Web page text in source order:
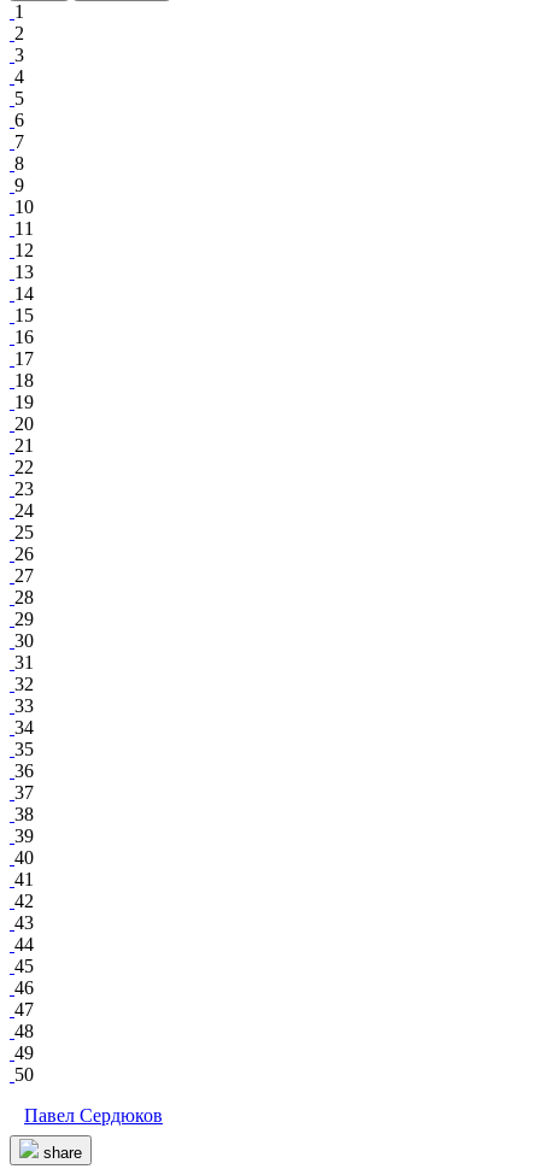
1
2
3
4
5
6
7
8
9
10
11
12
13
14
15
16
17
18
19
20
21
22
23
24
25
26
27
28
29
30
31
32
33
34
35
36
37
38
39
40
41
42
43
44
45
46
47
48
49
50
Павел Сердюков
share